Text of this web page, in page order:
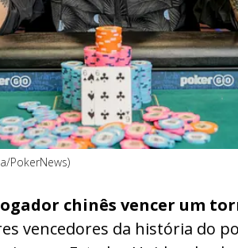
PokerNews)
chinês vencer um
vencedores da história do